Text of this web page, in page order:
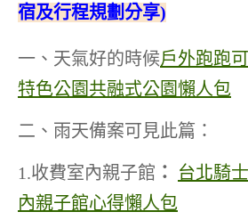
宿及行程規劃分享)
一、天氣好的時候戶外跑跑
特色公園共融式公園懶人包
二、雨天備案可見此篇：
1.收費室內親子館 ：
台北騎
內親子館心得懶人包